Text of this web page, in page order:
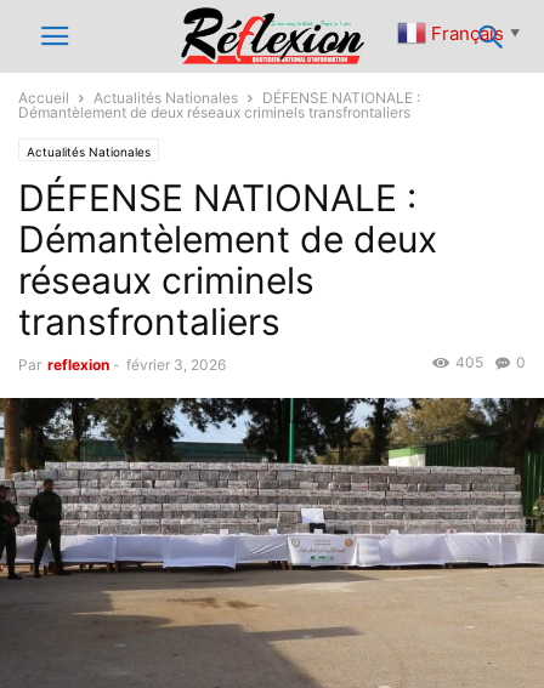
Accueil Actualités Nationales
DÉFENSE NATIONALE :
Démantèlement de deux réseaux criminels transfrontaliers
Actualités Nationales
DÉFENSE NATIONALE :
Démantèlement de deux
réseaux criminels
transfrontaliers
Par reflexion - février 3, 2026 0
405
Français ▼